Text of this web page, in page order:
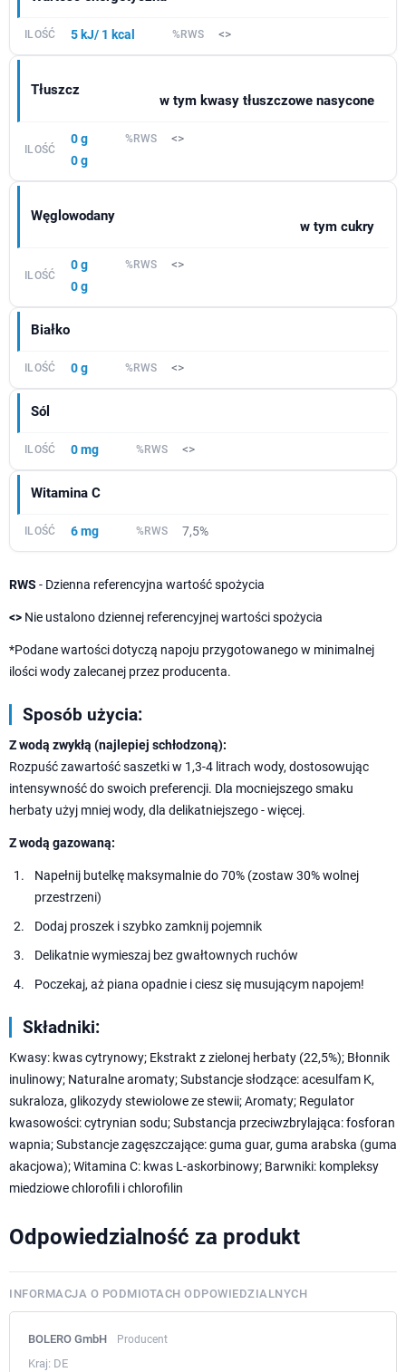
5 kJ/ 1 kcal <>
Tłuszcz
w tym kwasy tłuszczowe nasycone
0 g
0 g
<>
Węglowodany
w tym cukry
0 g
0 g
<>
Białko
0 g <>
Sól
0 mg <>
Witamina C
6 mg 7,5%
RWS - Dzienna referencyjna wartość spożycia
<> Nie ustalono dziennej referencyjnej wartości spożycia
*Podane wartości dotyczą napoju przygotowanego w minimalnej
ilości wody zalecanej przez producenta.
Sposób użycia:
Z wodą zwykłą (najlepiej schłodzoną):
Rozpuść zawartość saszetki w 1,3-4 litrach wody, dostosowując
intensywność do swoich preferencji. Dla mocniejszego smaku
herbaty użyj mniej wody, dla delikatniejszego - więcej.
Z wodą gazowaną:
Napełnij butelkę maksymalnie do 70% (zostaw 30% wolnej
przestrzeni)
Dodaj proszek i szybko zamknij pojemnik
Delikatnie wymieszaj bez gwałtownych ruchów
Poczekaj, aż piana opadnie i ciesz się musującym napojem!
Składniki:
Kwasy: kwas cytrynowy; Ekstrakt z zielonej herbaty (22,5%); Błonnik
inulinowy; Naturalne aromaty; Substancje słodzące: acesulfam K,
sukraloza, glikozydy stewiolowe ze stewii; Aromaty; Regulator
kwasowości: cytrynian sodu; Substancja przeciwzbrylająca: fosforan
wapnia; Substancje zagęszczające: guma guar, guma arabska (guma
akacjowa); Witamina C: kwas L-askorbinowy; Barwniki: kompleksy
miedziowe chlorofili i chlorofilin
Odpowiedzialność za produkt
INFORMACJA O PODMIOTACH ODPOWIEDZIALNYCH
BOLERO GmbH Producent
Kraj: DE